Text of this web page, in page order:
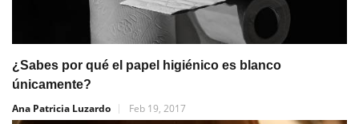
¿Sabes por qué el papel higiénico es blanco
únicamente?
Ana Patricia Luzardo
Feb 19, 2017